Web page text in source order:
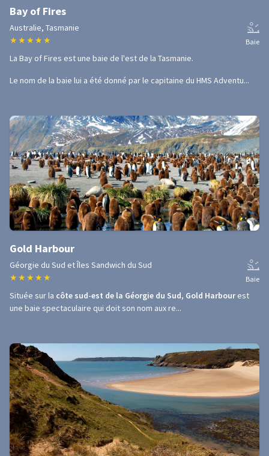
Bay of Fires
Australie, Tasmanie
★ ★ ★ ★ ★ Baie
La Bay of Fires est une baie de l'est de la Tasmanie.
Le nom de la baie lui a été donné par le capitaine du HMS Adventu...
Gold Harbour
Géorgie du Sud et Îles Sandwich du Sud
★ ★ ★ ★ ★ Baie
Située sur la côte sud-est de la Géorgie du Sud, Gold Harbourest
une baie spectaculaire qui doit son nom aux re...